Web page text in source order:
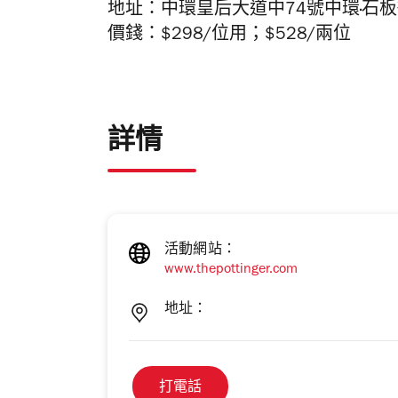
地址：中環皇后大道中74號中環∙石
價錢： $298/位用； $528/ 兩位
詳情
活動網站：
www.thepottinger.com
地址：
打電話